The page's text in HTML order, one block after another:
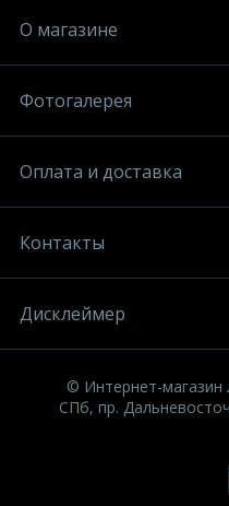
О магазине
Фотогалерея
Оплата и доставка
Контакты
Дисклеймер
© Интернет-магазин
СПб, пр.